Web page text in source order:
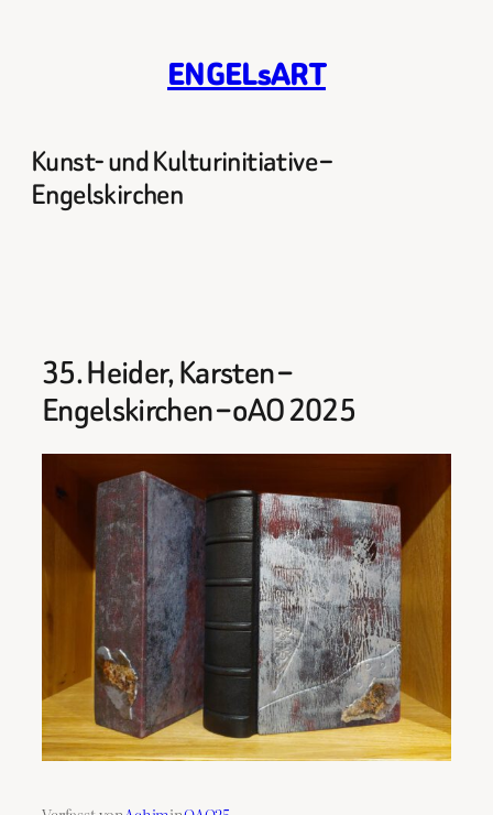
ENGELsART
Kunst- und Kulturinitiative –
Engelskirchen
35. Heider, Karsten –
Engelskirchen – oAO 2025